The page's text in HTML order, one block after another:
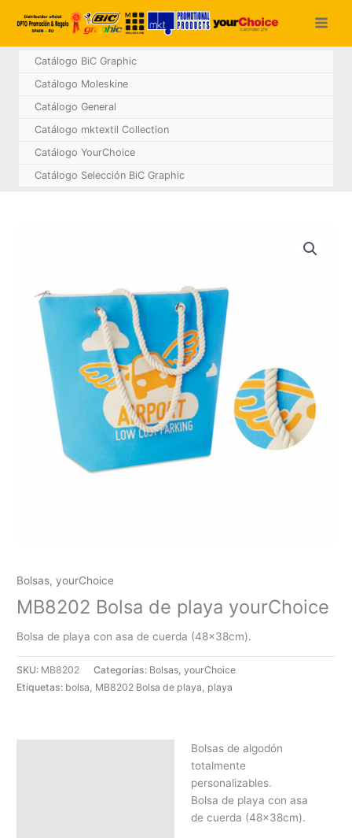
Catálogo BiC Graphic
Catálogo Moleskine
Catálogo General
Catálogo mktextil Collection
Catálogo YourChoice
Catálogo Selección BiC Graphic
Bolsas,yourChoice
MB8202 Bolsa de playa yourChoice
Bolsa de playa con asa de cuerda (48x38cm).
SKU: MB8202 Categorías: Bolsas,yourChoice
Etiquetas: bolsa, MB8202 Bolsa de playa, playa
Bolsas de algodón
totalmente
personalizables.
Bolsa de playa con asa
de cuerda (48x38cm).